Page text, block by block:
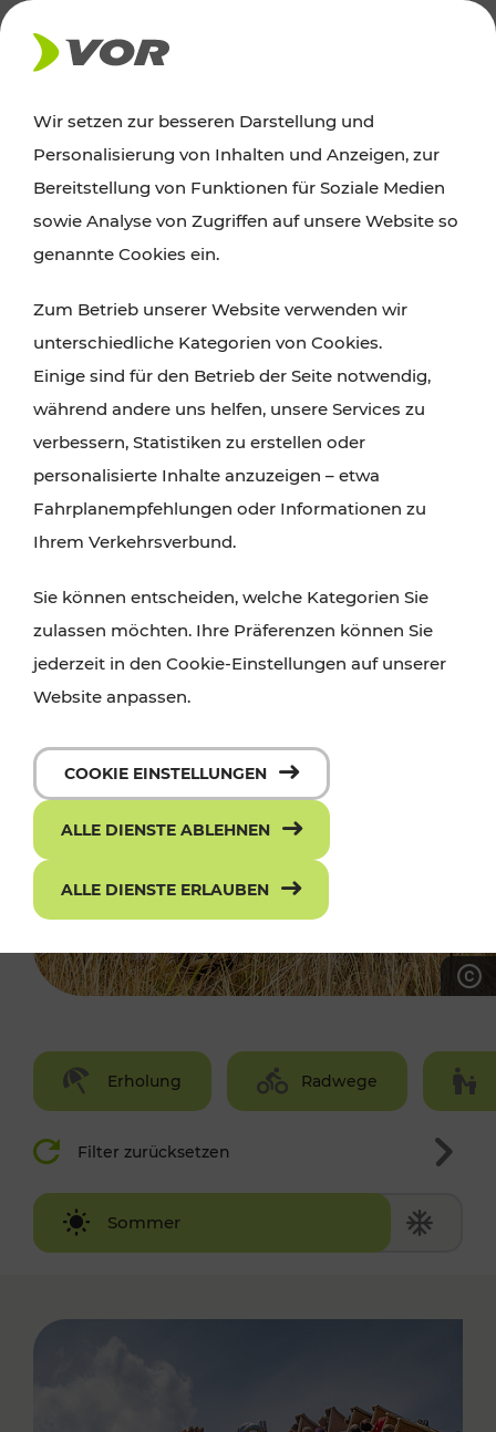
AKTUELLES
Ausflugstipps
Wien, Niederösterreich und das Burgenland
Wanderungen, Kultur und Gastronomie,
Radtouren oder purer Naturgenuss – viele
Attraktionen sind mit den Ticket- und Fahrplan-
Angeboten des VOR gut und schnell erreichbar.
Erholung Radwege
Filter zurücksetzen
Sommer
Winter
Wir setzen zur besseren Darstellung und
Personalisierung von Inhalten und Anzeigen, zur
Bereitstellung von Funktionen für Soziale Medien
sowie Analyse von Zugriffen auf unsere Website so
genannte Cookies ein.
Zum Betrieb unserer Website verwenden wir
unterschiedliche Kategorien von Cookies.
Einige sind für den Betrieb der Seite notwendig,
während andere uns helfen, unsere Services zu
verbessern, Statistiken zu erstellen oder
personalisierte Inhalte anzuzeigen – etwa
Fahrplanempfehlungen oder Informationen zu
Ihrem Verkehrsverbund.
Sie können entscheiden, welche Kategorien Sie
zulassen möchten. Ihre Präferenzen können Sie
jederzeit in den Cookie-Einstellungen auf unserer
Website anpassen.
COOKIE EINSTELLUNGEN
ALLE DIENSTE ABLEHNEN
ALLE DIENSTE ERLAUBEN